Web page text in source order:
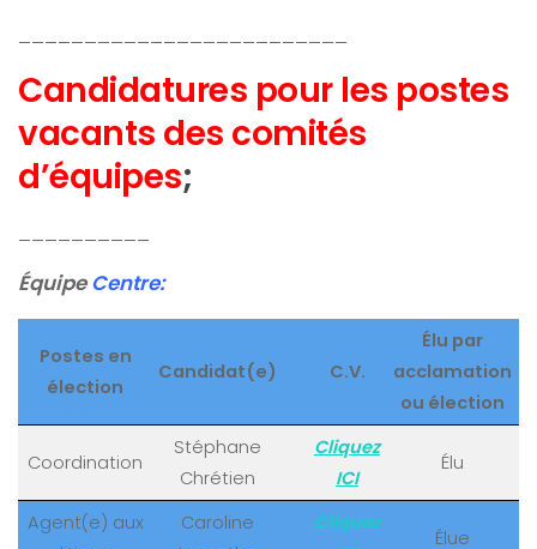
Candidatures pour les postes
vacants des comités
d’équipes;
ÉquipeCentre:
Postes en
élection
Candidat(e) C.V.
Élu par
acclamation
ou élection
Coordination
Stéphane
Chrétien
Cliquez
ICI
Élu
Agent(e) aux
Caroline
Cliquez
Élue